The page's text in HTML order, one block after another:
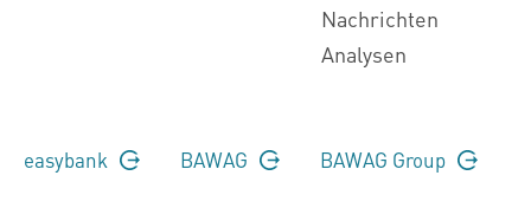
Nachrichten
Analysen
easybank BAWAG BAWAG Group